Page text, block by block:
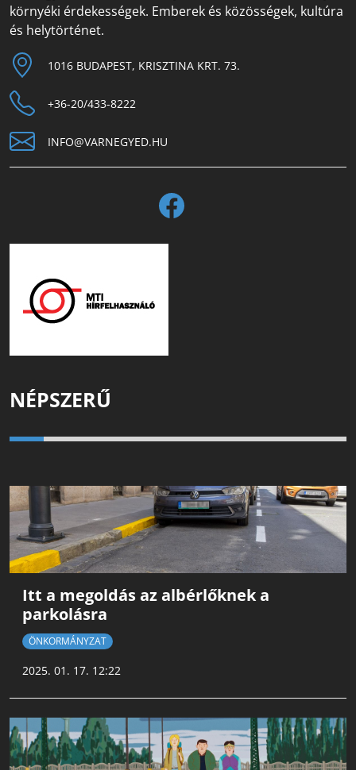
környéki érdekességek. Emberek és közösségek, kultúra
és helytörténet.
1016 BUDAPEST, KRISZTINA KRT. 73.
+36-20/433-8222
INFO@VARNEGYED.HU
NÉPSZERŰ
Itt a megoldás az albérlőknek a
parkolásra
ÖNKORMÁNYZAT
2025. 01. 17. 12:22